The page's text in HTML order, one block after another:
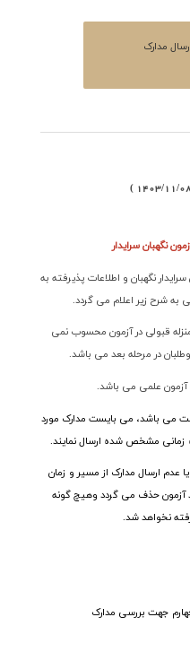
مدارک
( 1403/11/
نگهبان سرایدار
نگهبان و اطلاعات پذیرفته به
به شرح زیر اعلام می گردد.
قبولی در آزمون محسوب نمی
در مرحله بعد می باشد.
آزمون علمی می باشد.
می باشد، می بایست مدارک مورد
زمانی مشخص شده ارسال نمایند.
عدم ارسال مدارک از مسیر و زمان
آزمون حذف می گردد وهیچ گونه
نخواهد شد.
جهت بررسی مدارک